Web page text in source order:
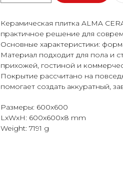
Керамическая плитка ALMA
практичное решение для
Основные характеристики:
Материал подходит для пола и
прихожей, гостиной и
Покрытие рассчитано на
помогает создать аккуратный,
Размеры: 600x600
LxWxH: 600x600x8 mm
Weight: 7191 g